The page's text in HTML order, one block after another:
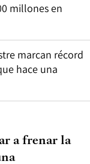
millones en
marcan récord
hace una
a frenar la